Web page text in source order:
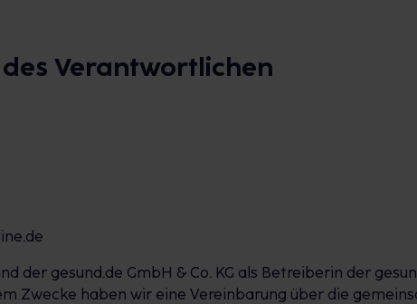
Verantwortlichen
der gesund.de GmbH & Co. KG als Betreiberin der
Zwecke haben wir eine Vereinbarung über die